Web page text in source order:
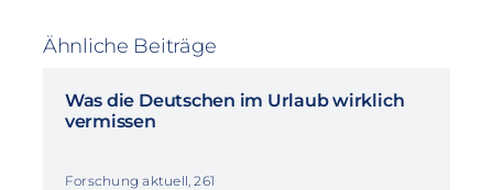
Ähnliche Beiträge
Was die Deutschen im Urlaub wirklich
vermissen
Forschung aktuell, 261